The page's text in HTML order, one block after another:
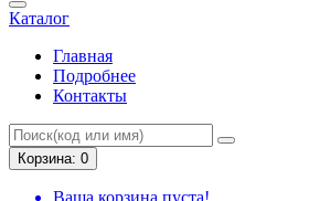
Каталог
Главная
Подробнее
Контакты
Корзина: 0